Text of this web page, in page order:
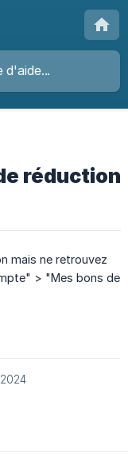
réduction
mais ne retrouvez
> "Mes bons de